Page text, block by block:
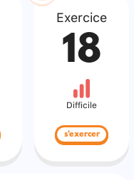
Exercice
18
Difficile
s'exercer